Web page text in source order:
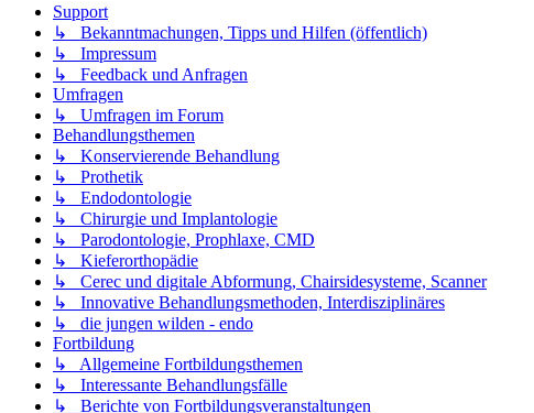
Support
↳ Bekanntmachungen, Tipps und Hilfen (öffentlich)
↳ Impressum
↳ Feedback und Anfragen
Umfragen
↳ Umfragen im Forum
Behandlungsthemen
↳ Konservierende Behandlung
↳ Prothetik
↳ Endodontologie
↳ Chirurgie und Implantologie
↳ Parodontologie, Prophlaxe, CMD
↳ Kieferorthopädie
↳ Cerec und digitale Abformung, Chairsidesysteme, Scanner
↳ Innovative Behandlungsmethoden, Interdisziplinäres
↳ die jungen wilden - endo
Fortbildung
↳ Allgemeine Fortbildungsthemen
↳ Interessante Behandlungsfälle
↳ Berichte von Fortbildungsveranstaltungen